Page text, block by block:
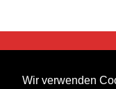
Wir verwenden
heer musik ag